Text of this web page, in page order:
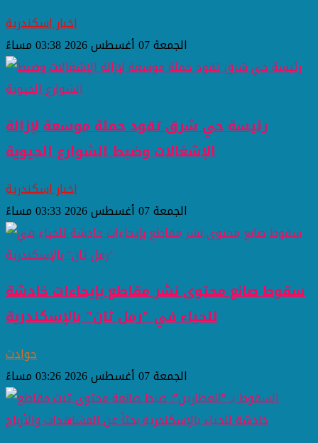
اخبار اسكندرية
الجمعة 07 أغسطس 2026 03:38 مساءً
رئيسة حي شرق تقود حملة موسعة لإزالة
الإشغالات وضبط الشوارع الحيوية
اخبار اسكندرية
الجمعة 07 أغسطس 2026 03:33 مساءً
سقوط صانع محتوى نشر مقاطع بإيحاءات خادشة
للحياء في "رمل ثان" بالإسكندرية
حوادث
الجمعة 07 أغسطس 2026 03:26 مساءً